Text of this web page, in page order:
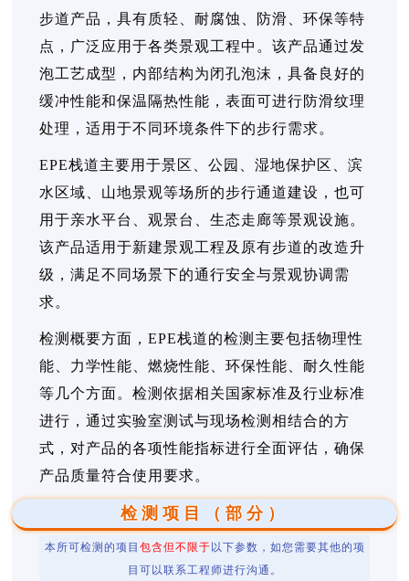
步道产品，具有质轻、耐腐蚀、防滑、环保等特
点，广泛应用于各类景观工程中。该产品通过发
泡工艺成型，内部结构为闭孔泡沫，具备良好的
缓冲性能和保温隔热性能，表面可进行防滑纹理
处理，适用于不同环境条件下的步行需求。
EPE栈道主要用于景区、公园、湿地保护区、滨
水区域、山地景观等场所的步行通道建设，也可
用于亲水平台、观景台、生态走廊等景观设施。
该产品适用于新建景观工程及原有步道的改造升
级，满足不同场景下的通行安全与景观协调需
求。
检测概要方面，EPE栈道的检测主要包括物理性
能、力学性能、燃烧性能、环保性能、耐久性能
等几个方面。检测依据相关国家标准及行业标准
进行，通过实验室测试与现场检测相结合的方
式，对产品的各项性能指标进行全面评估，确保
产品质量符合使用要求。
检测项目（部分）
本所可检测的项目 包含但不限于 以下参数，如您需要其他的项
目可以联系工程师进行沟通。